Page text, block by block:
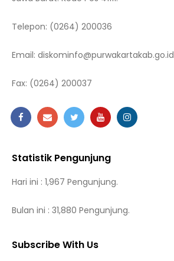
Telepon: (0264) 200036
Email: diskominfo@purwakartakab.go.id
Fax: (0264) 200037
Statistik Pengunjung
Hari ini : 1,967 Pengunjung.
Bulan ini : 31,880 Pengunjung.
Subscribe With Us